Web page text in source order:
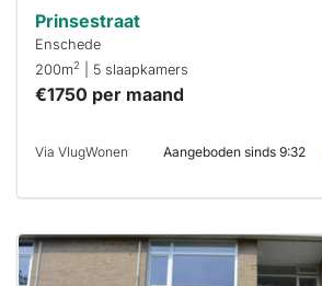
Prinsestraat
Enschede
200m2 | 5 slaapkamers
€1750 per maand
Via VlugWonen Aangeboden sinds 9:32
Deze woning